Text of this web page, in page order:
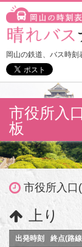
岡山の鉄道、バス時刻
市役所入
板
市役所入口
上り
出発時刻 終点(路